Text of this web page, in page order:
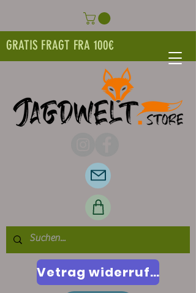
GRATIS FRAGT FRA 100€
Vetrag widerrufen